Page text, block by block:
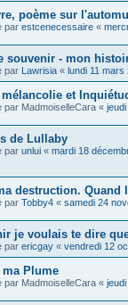
poème sur
par estcenecessaire «
souvenir - mon
par Lawrisia « lundi 11 mars
et
par MadmoiselleCara «
de Lullaby
par unlui « mardi 18
destruction. Quand
par Tobby4 « samedi 24
je voulais te dire
par ericgay « vendredi 12
ma Plume
par MadmoiselleCara «